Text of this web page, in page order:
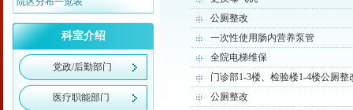
科室介绍
党政/后勤部门
医疗职能部门
公厕整改
一次性使用肠内营养泵管
全院电梯维保
门诊部1-3楼、检验楼1-4楼公厕整
公厕整改